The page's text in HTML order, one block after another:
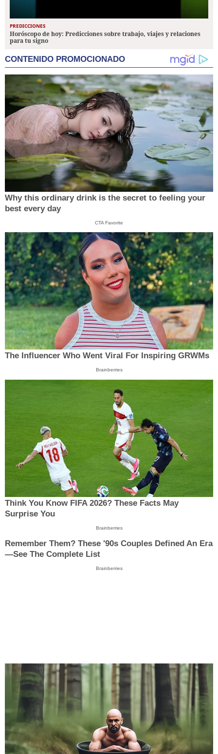
PREDICCIONES
Horóscopo de hoy: Predicciones sobre trabajo, viajes y relaciones
para tu signo
CONTENIDO PROMOCIONADO
Why this ordinary drink is the secret to feeling your
best every day
CTA Favorite
The Influencer Who Went Viral For Inspiring GRWMs
Brainberries
Think You Know FIFA 2026? These Facts May
Surprise You
Brainberries
Remember Them? These '90s Couples Defined An Era
—See The Complete List
Brainberries